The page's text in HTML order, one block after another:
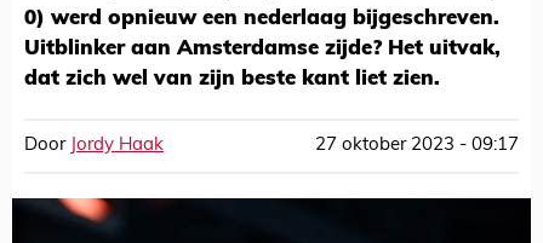
0) werd opnieuw een nederlaag bijgeschreven.
Uitblinker aan Amsterdamse zijde? Het uitvak,
dat zich wel van zijn beste kant liet zien.
Door Jordy Haak 27 oktober 2023 - 09:17